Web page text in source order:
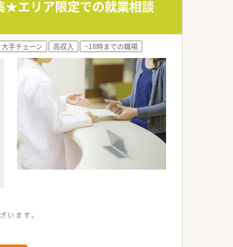
す。
可能です。
間です。
★エリア限定での就業相談
大手チェーン 高収入 ~18時までの職場
います。